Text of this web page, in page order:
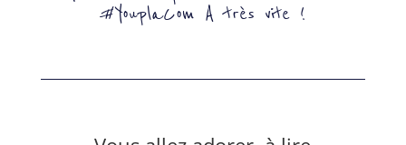
#YouplaCom A très vite !